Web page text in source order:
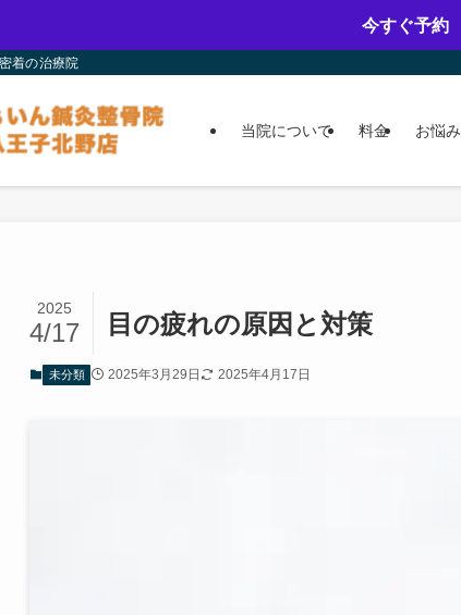
今すぐ予
着の治療院
当院について 料金 お悩
目の疲れの原因と対策
2025
4/17
未分類 2025年3月29日 2025年4月17日